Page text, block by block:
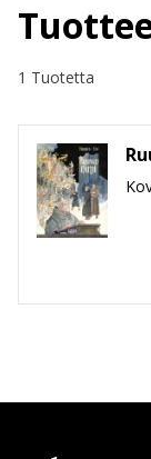
Tuotemuoto
Hinta
1 Tuotetta